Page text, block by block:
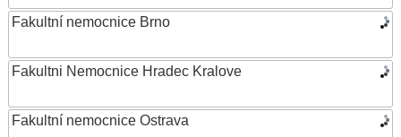
Fakultní nemocnice Brno
Fakultni Nemocnice Hradec Kralove
Fakultní nemocnice Ostrava